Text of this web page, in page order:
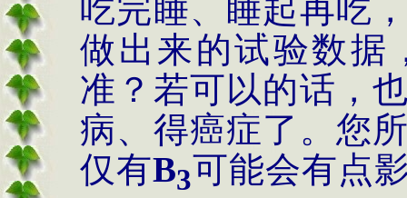
吃完睡、睡起再吃
做出来的试验数据
准？若可以的话，
病、得癌症了。您
仅有B3可能会有点